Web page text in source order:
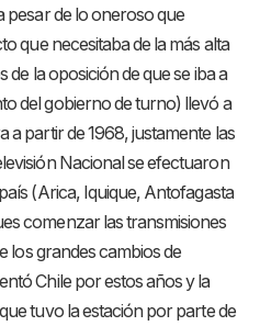
pesar de lo oneroso que
que necesitaba de la más alta
de la oposición de que se iba a
del gobierno de turno) llevó a
partir de 1968, justamente las
Nacional se efectuaron
(Arica, Iquique, Antofagasta
comenzar las transmisiones
los grandes cambios de
Chile por estos años y la
tuvo la estación por parte de